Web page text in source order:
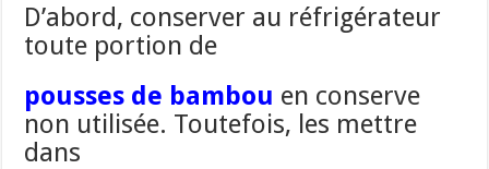
D’abord, conserver au réfrigérateur
toute portion de
pousses de bambou en conserve
non utilisée. Toutefois, les mettre
dans